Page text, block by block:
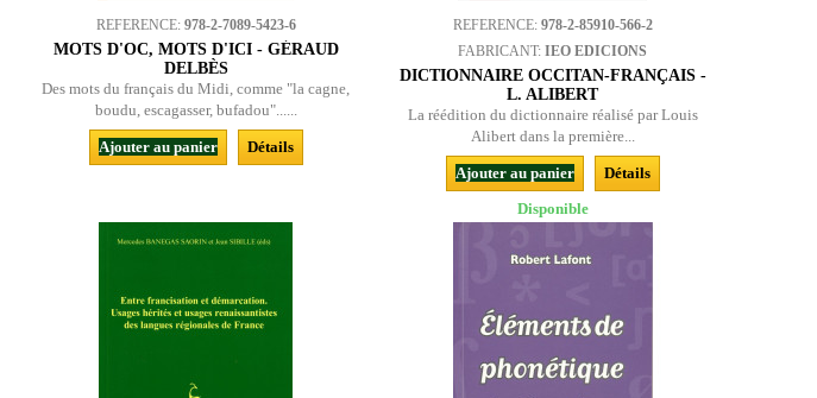
REFERENCE: 978-2-7089-5423-6
MOTS D'OC, MOTS D'ICI - GÉRAUD
DELBÈS
Des mots du français du Midi, comme "la cagne,
boudu, escagasser, bufadou"......
Ajouter au panier Détails
REFERENCE: 978-2-85910-566-2
FABRICANT:IEO EDICIONS
DICTIONNAIRE OCCITAN-FRANÇAIS -
L. ALIBERT
La réédition du dictionnaire réalisé par Louis
Alibert dans la première...
Ajouter au panier
Détails
Disponible